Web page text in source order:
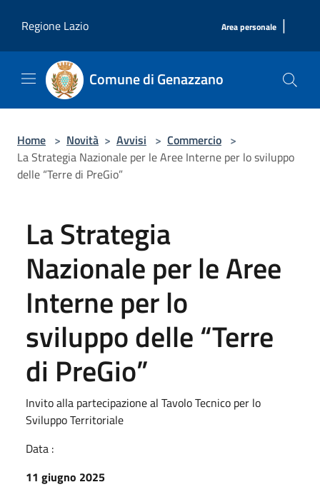
Regione Lazio
Area personale |
Comune di Genazzano
Home > Novità > Avvisi > Commercio >
La Strategia Nazionale per le Aree Interne per lo sviluppo
delle “Terre di PreGio”
La Strategia
Nazionale per le Aree
Interne per lo
sviluppo delle “Terre
di PreGio”
Invito alla partecipazione al Tavolo Tecnico per lo
Sviluppo Territoriale
Data :
11 giugno 2025